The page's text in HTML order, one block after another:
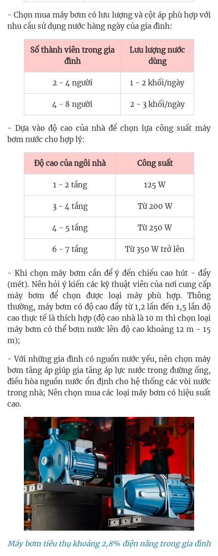
- Chọn mua máy bơm có lưu lượng và cột áp phù hợp với
nhu cầu sử dụng nước hàng ngày của gia đình:
Số thành viên trong gia
đình
Lưu lượng nước
dùng
2 - 4 người 1 - 2 khối/ngày
4 - 8 người 2 - 3 khối/ngày
- Dựa vào độ cao của nhà để chọn lựa công suất máy
bơm nước cho hợp lý:
Độ cao của ngôi nhà Công suất
1 - 2 tầng 125 W
3 - 4 tầng Từ 200 W
4 - 5 tầng Từ 250 W
6 - 7 tầng Từ 350 W trở lên
- Khi chọn máy bơm cần để ý đến chiều cao hút - đẩy
(mét). Nên hỏi ý kiến các kỹ thuật viên của nơi cung cấp
máy bơm để chọn được loại máy phù hợp. Thông
thường, máy bơm có độ cao đẩy từ 1,2 lần đến 1,5 lần độ
cao thực tế là thích hợp (độ cao nhà là 10 m thì chọn loại
máy bơm có thể bơm nước lên độ cao khoảng 12 m - 15
m);
- Với những gia đình có nguồn nước yếu, nên chọn máy
bơm tăng áp giúp gia tăng áp lực nước trong đường ống,
điều hòa nguồn nước ổn định cho hệ thống các vòi nước
trong nhà; Nên chọn mua các loại máy bơm có hiệu suất
cao.
Máy bơm tiêu thụ khoảng 2,8% điện năng trong gia đình